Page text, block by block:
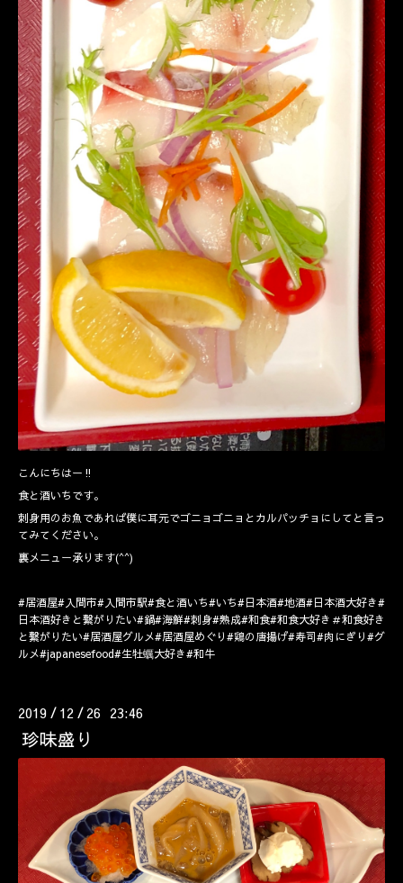
こんにちはー‼️
食と酒いちです。
刺身用のお魚であれば僕に耳元でゴニョゴニョとカルパッチョにしてと言っ
てみてください。
裏メニュー承ります(^^)
#居酒屋#入間市#入間市駅#食と酒いち#いち#日本酒#地酒#日本酒大好き#
日本酒好きと繋がりたい#鍋#海鮮#刺身#熟成#和食#和食大好き＃和食好き
と繋がりたい#居酒屋グルメ#居酒屋めぐり#鶏の唐揚げ#寿司#肉にぎり#グ
ルメ#japanesefood#生牡蠣大好き#和牛
2019 / 12 / 26 23:46
珍味盛り